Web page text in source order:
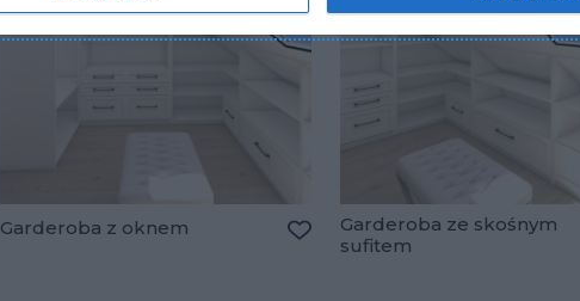
Garderoba z oknem
Dodaj do ulubionych
Garderoba ze skośnym
sufitem